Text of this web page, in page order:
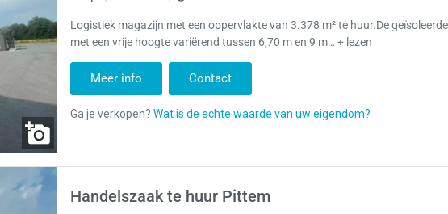
Logistiek magazijn met een oppervlakte van 3.378 m² te huur.De
met een vrije hoogte variërend tussen 6,70 m en 9 m… + lezen
Meer info Contact
Handelszaak te huur Pittem